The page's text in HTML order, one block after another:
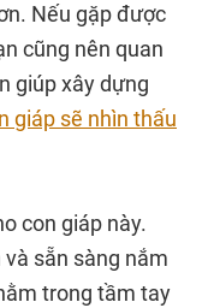
Nếu gặp được
cũng nên quan
giúp xây dựng
giáp sẽ nhìn thấu
con giáp này.
sẵn sàng nắm
trong tầm tay